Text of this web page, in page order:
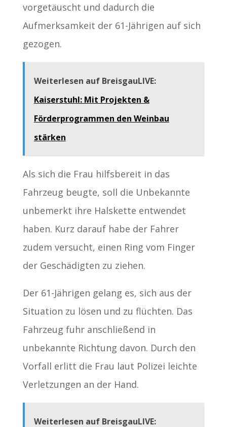
vorgetäuscht und dadurch die
Aufmerksamkeit der 61-Jährigen auf sich
gezogen.
Weiterlesen auf BreisgauLIVE:
Kaiserstuhl: Mit Projekten &
Förderprogrammen den Weinbau
stärken
Als sich die Frau hilfsbereit in das
Fahrzeug beugte, soll die Unbekannte
unbemerkt ihre Halskette entwendet
haben. Kurz darauf habe der Fahrer
zudem versucht, einen Ring vom Finger
der Geschädigten zu ziehen.
Der 61-Jährigen gelang es, sich aus der
Situation zu lösen und zu flüchten. Das
Fahrzeug fuhr anschließend in
unbekannte Richtung davon. Durch den
Vorfall erlitt die Frau laut Polizei leichte
Verletzungen an der Hand.
Weiterlesen auf BreisgauLIVE: